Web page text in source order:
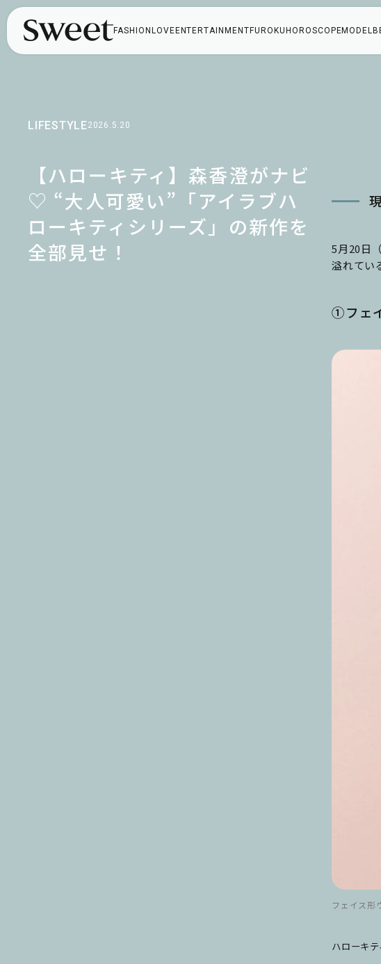
FASHION LOVE ENTERTAINMENT FUROKU HOROSCOPEMODEL
LIFESTYLE2026.5.20
【ハローキティ】森香澄がナビ
♡ “大人可愛い”「アイラブハ
ローキティシリーズ」の新作を
全部見せ！
5月20日
溢れてい
①フェ
フェイス形
ハローキ